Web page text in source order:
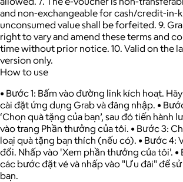
and non-exchangeable for cash/credit-in-
unconsumed value shall be forfeited. 9.
right to vary and amend these terms and
time without prior notice. 10. Valid on the
version only.
How to use
• Bước 1: Bấm vào đường link kích hoạt.
cài đặt ứng dụng Grab và đăng nhập. •
‘Chọn quà tặng của bạn’, sau đó tiến hành
vào trang Phần thưởng của tôi. • Bước 3:
loại quà tặng bạn thích (nếu có). • Bước 4:
đổi. Nhấp vào 'Xem phần thưởng của tôi'. •
các bước đặt vé và nhấp vào "Ưu đãi" để
bạn.